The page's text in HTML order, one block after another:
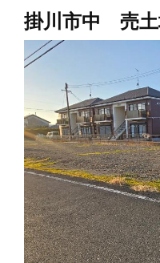
掛川市中 売土